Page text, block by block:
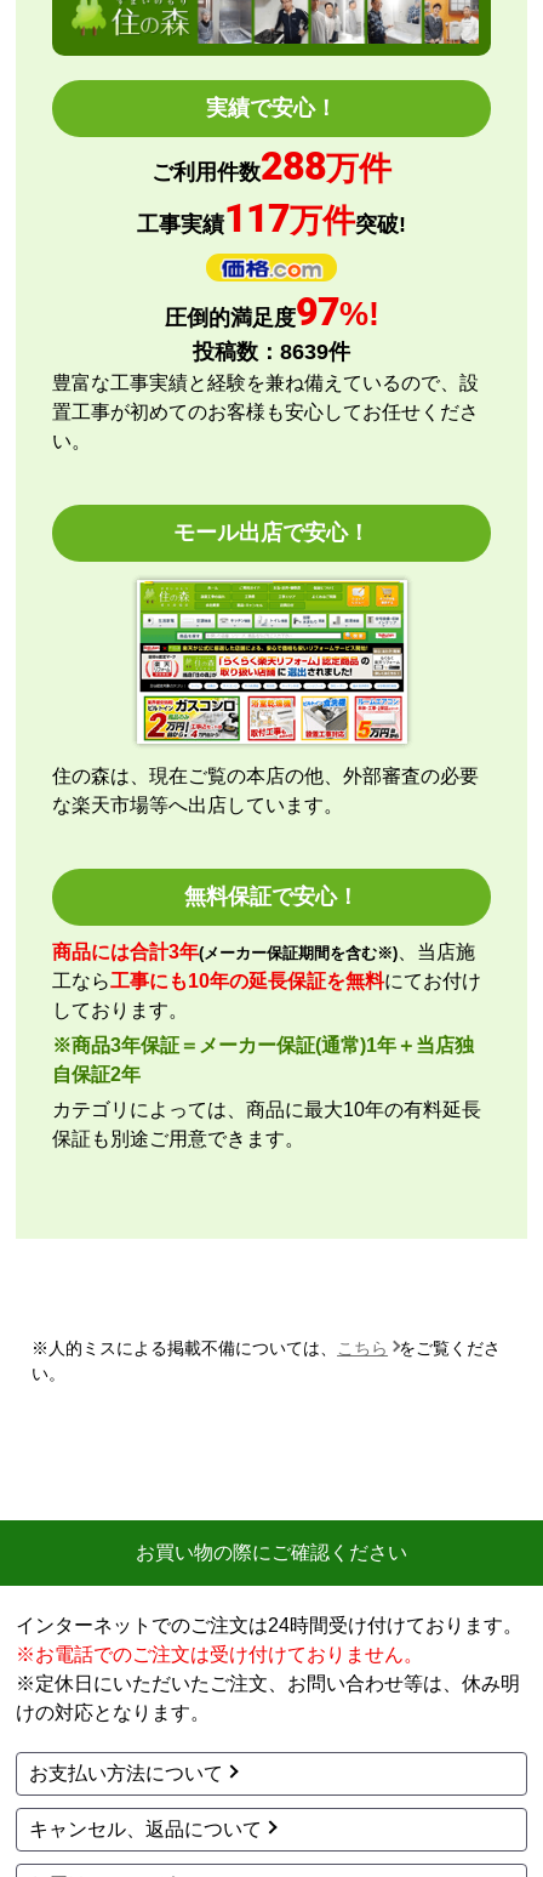
ショップからの連絡や対応は適切でしたか？
はい
予定の期日までに商品が届きましたか？
商品の梱包は必要十分なものでしたか？
またこのショップを利用したいですか？
【注文商品】エアコン・クーラー 【注文
時期】2026年08月頃
【このショップを選んだ理由は？】
評価と価格
【その他感想・コメント】
エアコン本体の購入のみ（工事無し）でしたが、連絡
も早く安心して購入できました。
こちらの都合で、最短でお届けいただくようご依頼。
施工業者への連絡の都合上、何度かメールをさせてい
ただきましたが、連絡も早く安心して購入させていた
だくことができました。
kazumorimoriさん
欲しい商品をスムーズに注文できましたか？
ショップからの連絡や対応は適切でしたか？
いいえ
予定の期日までに商品が届きましたか？
はい
商品の梱包は必要十分なものでしたか？
はい
またこのショップを利用したいですか？
いいえ
【注文からどのくらいで届きましたか？】
商品価格は安く、工事費で稼ぐ形。
い。
工事セットでは二度とつかわない
アト＠リエさん
2026年7月28日 17:11
欲しい商品をスムーズに注文できましたか？
はい
実績で安心！
ご利用件数288万件
工事実績117万件突破!
圧倒的満足度97%!
投稿数： 8639件
豊富な工事実績と経験を兼ね備えているので、設
置工事が初めてのお客様も安心してお任せくださ
い。
モール出店で安心！
住の森は、現在ご覧の本店の他、外部審査の必要
な楽天市場等へ出店しています。
無料保証で安心！
商品には合計3年(メーカー保証期間を含む※) 、当店施
工なら工事にも10年の延長保証を無料にてお付け
しております。
※商品3年保証＝メーカー保証(通常)1年＋当店独
自保証2年
カテゴリによっては、商品に最大10年の有料延長
保証も別途ご用意できます。
※人的ミスによる掲載不備については、 こちら
をご覧くださ
い。
お買い物の際にご確認ください
インターネットでのご注文は24時間受け付けております。
※お電話でのご注文は受け付けておりません。
※定休日にいただいたご注文、お問い合わせ等は、休み明
けの対応となります。
お支払い方法について
キャンセル、返品について